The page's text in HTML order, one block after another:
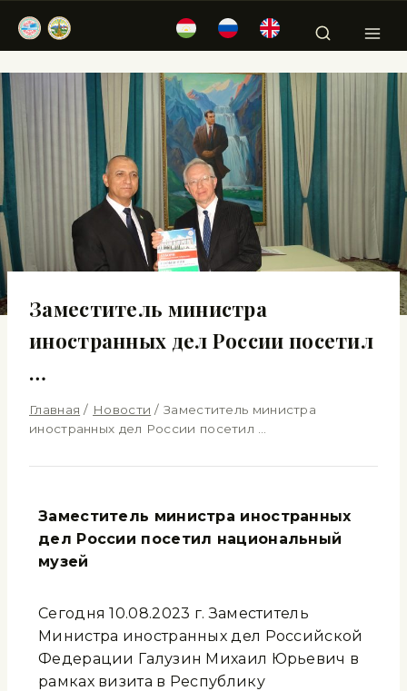
Заместитель министра
иностранных дел России посетил
…
Главная / Новости / Заместитель министра
иностранных дел России посетил …
Заместитель министра иностранных
дел России посетил национальный
музей
Сегодня 10.08.2023 г. Заместитель
Министра иностранных дел Российской
Федерации Галузин Михаил Юрьевич в
рамках визита в Республику